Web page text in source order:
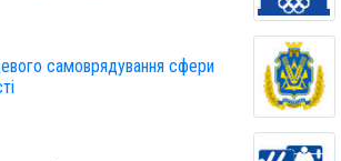
самоврядування сфери